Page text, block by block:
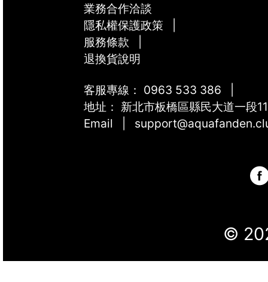
業務合作洽談
隱私權保護政策
服務條款
退換貨說明
客服專線： 0963 533 386
地址： 新北市板橋區縣民大道一段
Email |
©